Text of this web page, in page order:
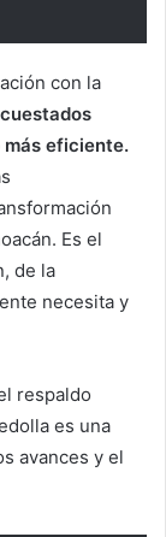
con la
más eficiente.
Es el
de la
necesita y
respaldo
es una
avances y el